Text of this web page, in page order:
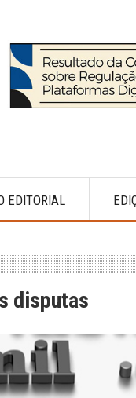
EDITORIAL
disputas